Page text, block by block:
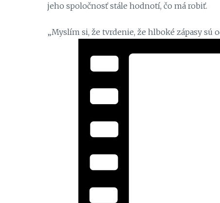
jeho spoločnosť stále hodnotí, čo má robiť.
„Myslím si, že tvrdenie, že hlboké zápasy